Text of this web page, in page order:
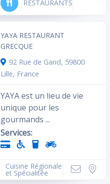
RESTAURANTS
YAYA RESTAURANT
GRECQUE
92 Rue de Gand, 59800
Lille, France
YAYA est un lieu de vie
unique pour les
gourmands ...
Services:
Cuisine Régionale
et Spécialitée